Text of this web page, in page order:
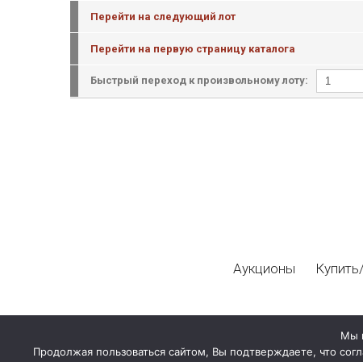
Перейти на следующий лот
Перейти на первую страницу каталога
Быстрый переход к произвольному лоту:
Аукционы
Мы
Продолжая пользоваться сайтом, Вы подтверждаете, что